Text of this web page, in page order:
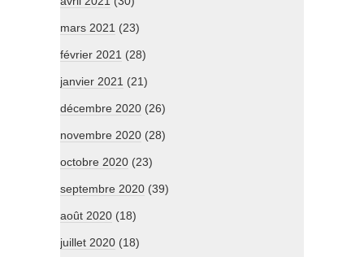
mars 2021 (23)
février 2021 (28)
janvier 2021 (21)
décembre 2020 (26)
novembre 2020 (28)
octobre 2020 (23)
septembre 2020 (39)
août 2020 (18)
juillet 2020 (18)